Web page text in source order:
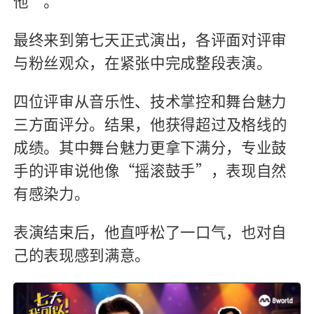
最终来到第七天正式演出，各评面对评审
与粉丝观众，在紧张中完成整段表演。
四位评审从音乐性、技术掌控和舞台魅力
三方面评分。结果，他获得超过及格线的
成绩。其中舞台魅力更拿下满分，专业鼓
手的评审说他像“摇滚鼓手”，表现自然
有感染力。
表演结束后，他直呼松了一口气，也对自
己的表现感到满意。